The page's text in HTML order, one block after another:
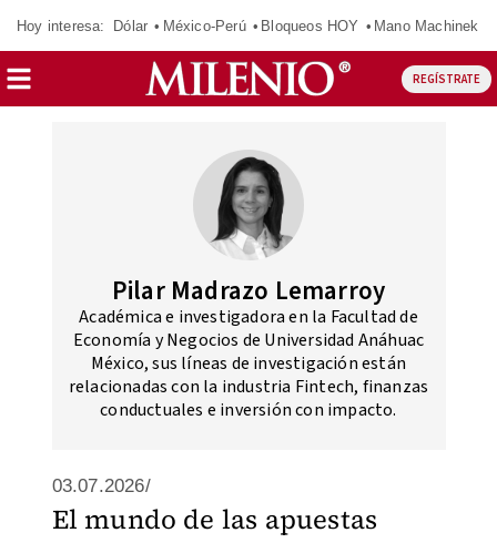
Hoy interesa: Dólar México-Perú Bloqueos HOY Mano Machinek
REGÍSTRATE
Pilar Madrazo Lemarroy
Académica e investigadora en la Facultad de
Economía y Negocios de Universidad Anáhuac
México, sus líneas de investigación están
relacionadas con la industria Fintech, finanzas
conductuales e inversión con impacto.
03.07.2026/
El mundo de las apuestas